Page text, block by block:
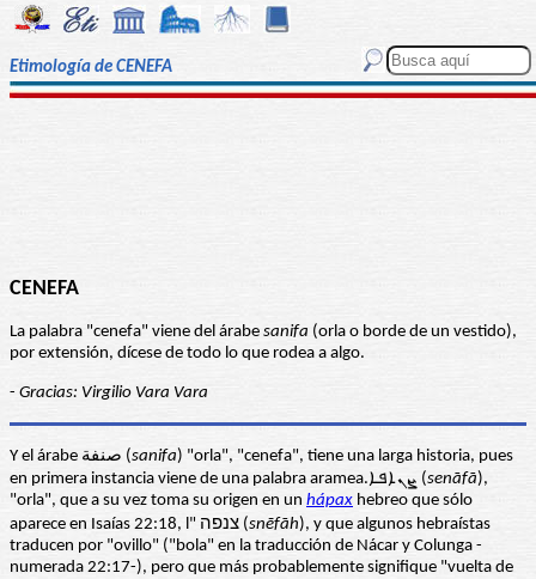
Etimología de CENEFA
CENEFA
La palabra "cenefa" viene del árabe sanifa (orla o borde de un vestido),
por extensión, dícese de todo lo que rodea a algo.
- Gracias: Virgilio Vara Vara
Y el árabe صنفة (sanifa) "orla", "cenefa", tiene una larga historia, pues
en primera instancia viene de una palabra aramea.ܨܢܐܦܐ (senāfā),
"orla", que a su vez toma su origen en un hápax hebreo que sólo
aparece en Isaías 22:18, l" צנפה (snēfāh), y que algunos hebraístas
traducen por "ovillo" ("bola" en la traducción de Nácar y Colunga -
numerada 22:17-), pero que más probablemente signifique "vuelta de